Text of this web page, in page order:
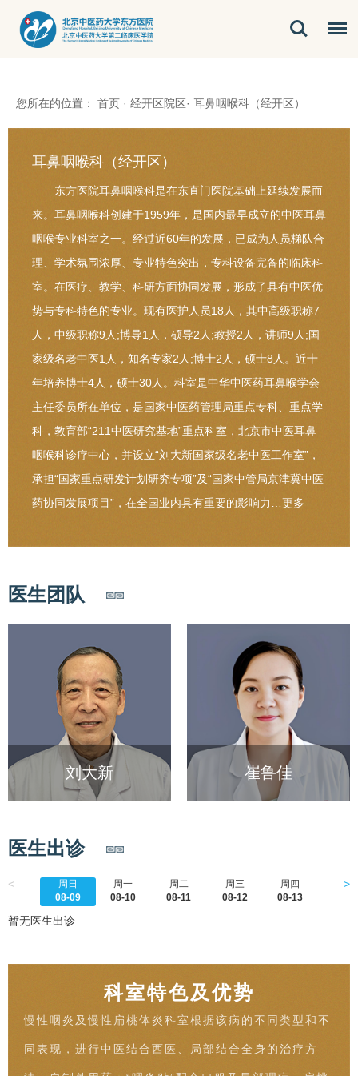
您所在的位置： 首页 · 经开区院区· 耳鼻咽喉科（经开区）
耳鼻咽喉科（经开区）
东方医院耳鼻咽喉科是在东直门医院基础上延续发展而
来。耳鼻咽喉科创建于1959年，是国内最早成立的中医耳鼻
咽喉专业科室之一。经过近60年的发展，已成为人员梯队合
理、学术氛围浓厚、专业特色突出，专科设备完备的临床科
室。在医疗、教学、科研方面协同发展，形成了具有中医优
势与专科特色的专业。现有医护人员18人，其中高级职称7
人，中级职称9人;博导1人，硕导2人;教授2人，讲师9人;国
家级名老中医1人，知名专家2人;博士2人，硕士8人。近十
年培养博士4人，硕士30人。科室是中华中医药耳鼻喉学会
主任委员所在单位，是国家中医药管理局重点专科、重点学
科，教育部“211中医研究基地”重点科室，北京市中医耳鼻
咽喉科诊疗中心，并设立“刘大新国家级名老中医工作室”，
承担“国家重点研发计划研究专项”及“国家中管局京津冀中医
药协同发展项目”，在全国业内具有重要的影响力… 更多
医生团队
刘大新 崔鲁佳
医生出诊
<
周日
08-09
周一
08-10
周二
08-11
周三
08-12
周四
08-13
周五
>
暂无医生出诊
科室特色及优势
慢性咽炎及慢性扁桃体炎科室根据该病的不同类型和不
同表现，进行中医结合西医、局部结合全身的治疗方